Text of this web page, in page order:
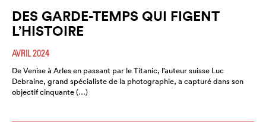
DES GARDE-TEMPS QUI FIGENT
L’HISTOIRE
AVRIL 2024
De Venise à Arles en passant par le Titanic, l’auteur suisse Luc
Debraine, grand spécialiste de la photographie, a capturé dans son
objectif cinquante (…)